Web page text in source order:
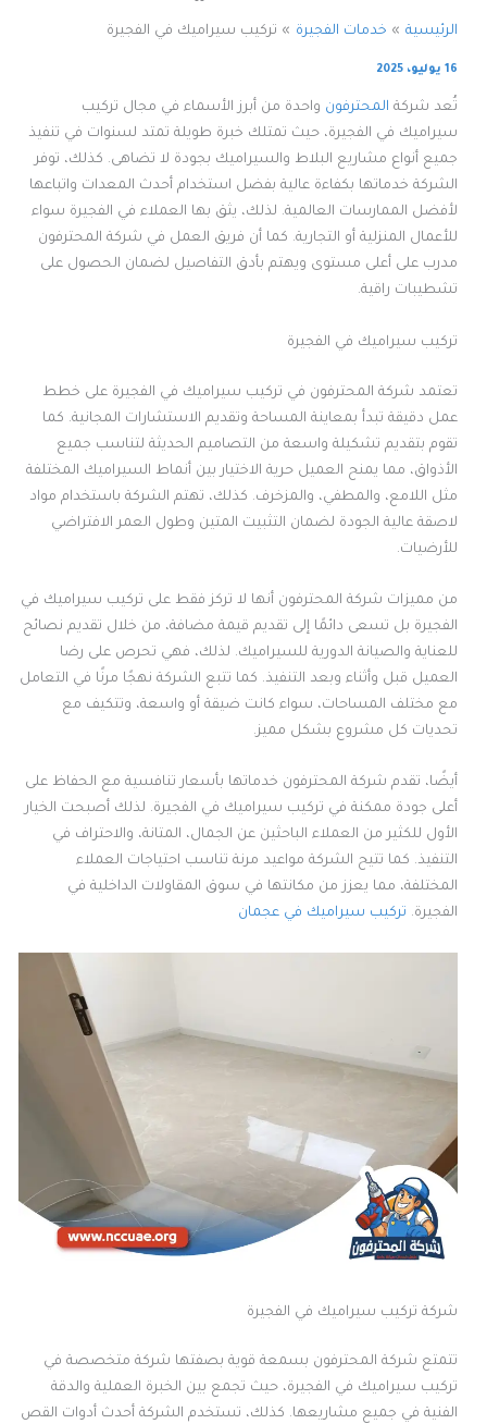
الرئيسية خدمات الفجيرة تركيب سيراميك في الفجيرة
16 يوليو، 2025
تُعد شركة المحترفون واحدة من أبرز الأسماء في مجال تركيب
سيراميك في الفجيرة، حيث تمتلك خبرة طويلة تمتد لسنوات في تنفيذ
جميع أنواع مشاريع البلاط والسيراميك بجودة لا تضاهى. كذلك، توفر
الشركة خدماتها بكفاءة عالية بفضل استخدام أحدث المعدات واتباعها
لأفضل الممارسات العالمية. لذلك، يثق بها العملاء في الفجيرة سواء
للأعمال المنزلية أو التجارية. كما أن فريق العمل في شركة المحترفون
مدرب على أعلى مستوى ويهتم بأدق التفاصيل لضمان الحصول على
تشطيبات راقية.
تركيب سيراميك في الفجيرة
تعتمد شركة المحترفون في تركيب سيراميك في الفجيرة على خطط
عمل دقيقة تبدأ بمعاينة المساحة وتقديم الاستشارات المجانية. كما
تقوم بتقديم تشكيلة واسعة من التصاميم الحديثة لتناسب جميع
الأذواق، مما يمنح العميل حرية الاختيار بين أنماط السيراميك المختلفة
مثل اللامع، والمطفي، والمزخرف. كذلك، تهتم الشركة باستخدام مواد
لاصقة عالية الجودة لضمان التثبيت المتين وطول العمر الافتراضي
للأرضيات.
من مميزات شركة المحترفون أنها لا تركز فقط على تركيب سيراميك في
الفجيرة بل تسعى دائمًا إلى تقديم قيمة مضافة، من خلال تقديم نصائح
للعناية والصيانة الدورية للسيراميك. لذلك، فهي تحرص على رضا
العميل قبل وأثناء وبعد التنفيذ. كما تتبع الشركة نهجًا مرنًا في التعامل
مع مختلف المساحات، سواء كانت ضيقة أو واسعة، وتتكيف مع
تحديات كل مشروع بشكل مميز.
أيضًا، تقدم شركة المحترفون خدماتها بأسعار تنافسية مع الحفاظ على
أعلى جودة ممكنة في تركيب سيراميك في الفجيرة. لذلك أصبحت الخيار
الأول للكثير من العملاء الباحثين عن الجمال، المتانة، والاحتراف في
التنفيذ. كما تتيح الشركة مواعيد مرنة تناسب احتياجات العملاء
المختلفة، مما يعزز من مكانتها في سوق المقاولات الداخلية في
الفجيرة. تركيب سيراميك في عجمان
شركة تركيب سيراميك في الفجيرة
تتمتع شركة المحترفون بسمعة قوية بصفتها شركة متخصصة في
تركيب سيراميك في الفجيرة، حيث تجمع بين الخبرة العملية والدقة
الفنية في جميع مشاريعها. كذلك، تستخدم الشركة أحدث أدوات القص